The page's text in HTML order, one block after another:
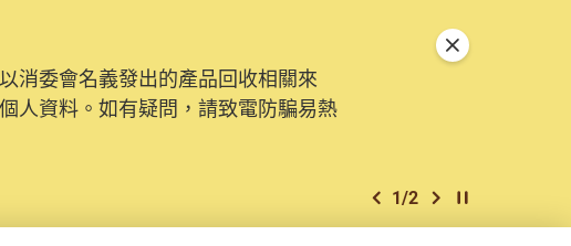
消委會名義發出的產品回收相關來
人資料。如有疑問，請致電防騙易熱
上一個
1/2 下一個開始/暫停幻燈
關閉特別通告